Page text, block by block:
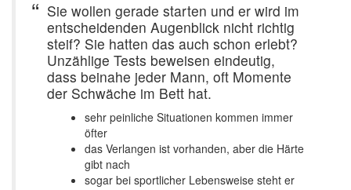
Sie wollen gerade starten und er wird im
entscheidenden Augenblick nicht richtig
steif? Sie hatten das auch schon erlebt?
Unzählige Tests beweisen eindeutig,
dass beinahe jeder Mann, oft Momente
der Schwäche im Bett hat.
sehr peinliche Situationen kommen immer
öfter
das Verlangen ist vorhanden, aber die Härte
gibt nach
sogar bei sportlicher Lebensweise steht er